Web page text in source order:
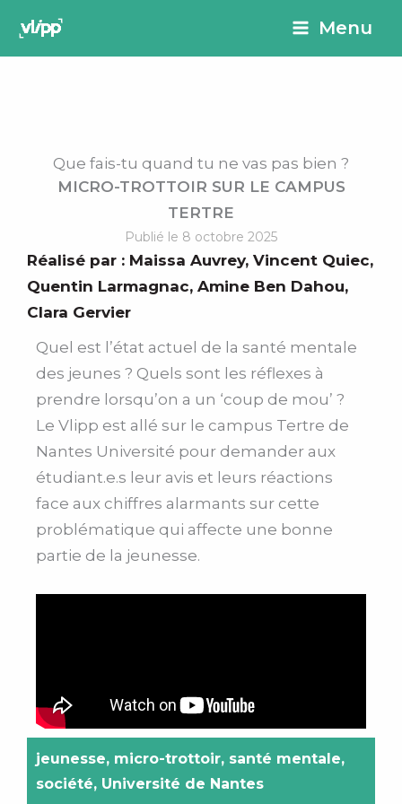
principal
Menu
Que fais-tu quand tu ne vas pas bien ?
MICRO-TROTTOIR SUR LE CAMPUS
TERTRE
Publié le 8 octobre 2025
Réalisé par : Maissa Auvrey, Vincent Quiec,
Quentin Larmagnac, Amine Ben Dahou,
Clara Gervier
Quel est l’état actuel de la santé mentale
des jeunes ? Quels sont les réflexes à
prendre lorsqu’on a un ‘coup de mou’ ?
Le Vlipp est allé sur le campus Tertre de
Nantes Université pour demander aux
étudiant.e.s leur avis et leurs réactions
face aux chiffres alarmants sur cette
problématique qui affecte une bonne
partie de la jeunesse.
jeunesse, micro-trottoir, santé mentale,
société, Université de Nantes